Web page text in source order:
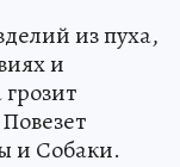
из пуха,
и
и Собаки.